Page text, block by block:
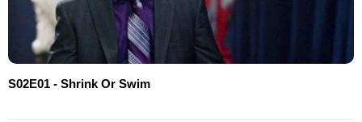
S02E01 - Shrink Or Swim